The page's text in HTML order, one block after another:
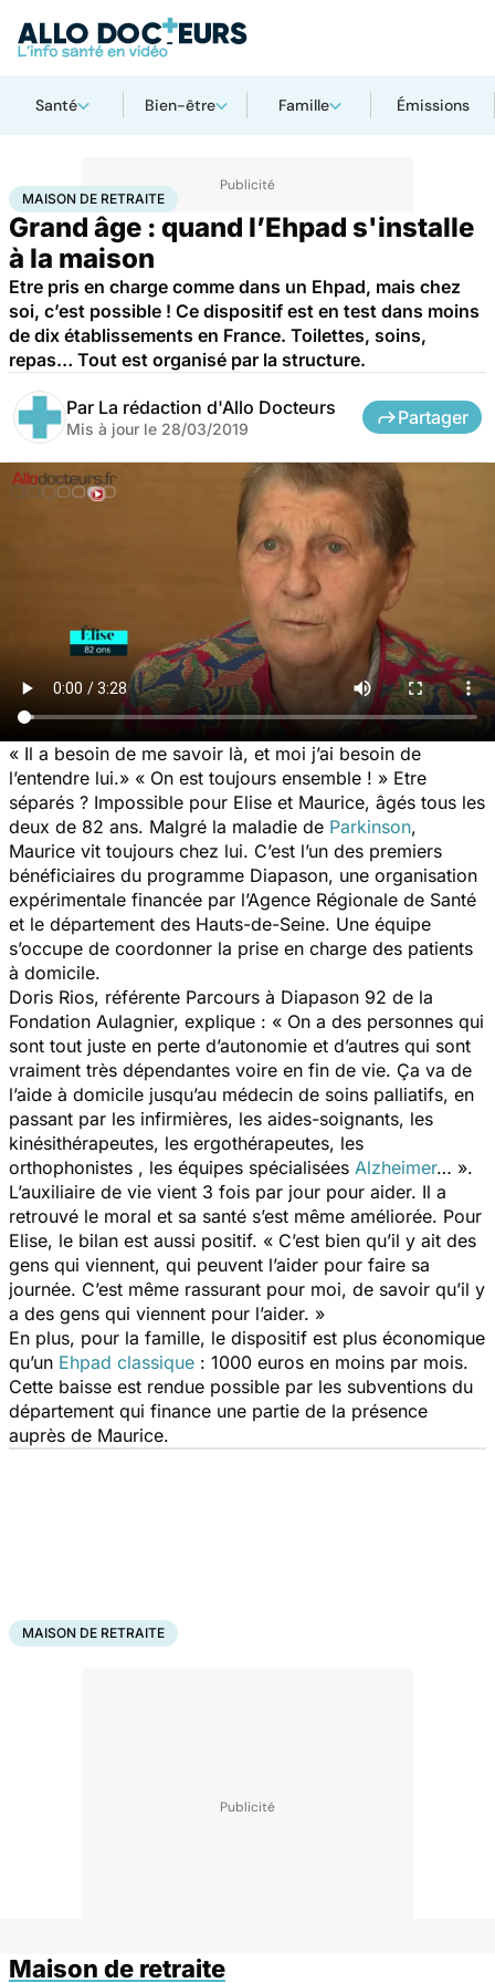
Santé Bien-être Famille Émissions
AccueilSanté Maison de retraite
MAISON DE RETRAITE
Grand âge : quand l’Ehpad s'installe
à la maison
Etre pris en charge comme dans un Ehpad, mais chez
soi, c’est possible ! Ce dispositif est en test dans moins
de dix établissements en France. Toilettes, soins,
repas… Tout est organisé par la structure.
Par La rédaction d'Allo Docteurs
Mis à jour le 28/03/2019
Partager
« Il a besoin de me savoir là, et moi j’ai besoin de
l’entendre lui.» « On est toujours ensemble ! » Etre
séparés ? Impossible pour Elise et Maurice, âgés tous les
deux de 82 ans. Malgré la maladie de Parkinson,
Maurice vit toujours chez lui. C’est l’un des premiers
bénéficiaires du programme Diapason, une organisation
expérimentale financée par l’Agence Régionale de Santé
et le département des Hauts-de-Seine. Une équipe
s’occupe de coordonner la prise en charge des patients
à domicile.
Doris Rios, référente Parcours à Diapason 92 de la
Fondation Aulagnier, explique : « On a des personnes qui
sont tout juste en perte d’autonomie et d’autres qui sont
vraiment très dépendantes voire en fin de vie. Ça va de
l’aide à domicile jusqu’au médecin de soins palliatifs, en
passant par les infirmières, les aides-soignants, les
kinésithérapeutes, les ergothérapeutes, les
orthophonistes , les équipes spécialisées Alzheimer… ».
L’auxiliaire de vie vient 3 fois par jour pour aider. Il a
retrouvé le moral et sa santé s’est même améliorée. Pour
Elise, le bilan est aussi positif. « C’est bien qu’il y ait des
gens qui viennent, qui peuvent l’aider pour faire sa
journée. C’est même rassurant pour moi, de savoir qu’il y
a des gens qui viennent pour l’aider. »
En plus, pour la famille, le dispositif est plus économique
qu’un Ehpad classique : 1000 euros en moins par mois.
Cette baisse est rendue possible par les subventions du
département qui finance une partie de la présence
auprès de Maurice.
MAISON DE RETRAITE
Maison de retraite